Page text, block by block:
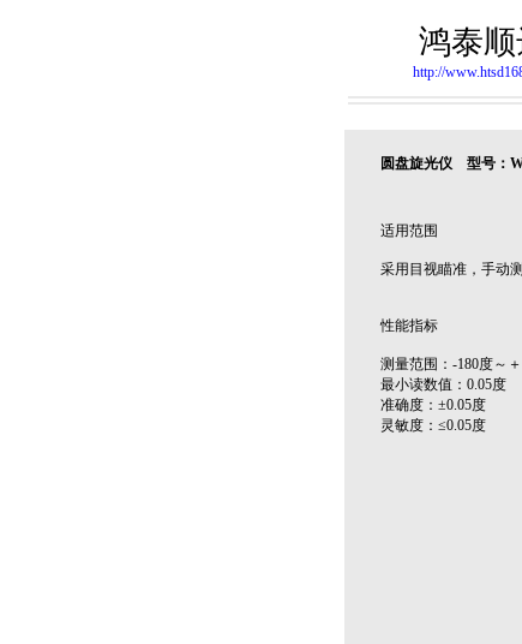
鸿泰顺
http://
圆盘旋光仪 型号：
适用范围
采用目视瞄准，手动
性能指标
测量范围：-180度～
最小读数值：0.05度
准确度：±0.05度
灵敏度：≤0.05度